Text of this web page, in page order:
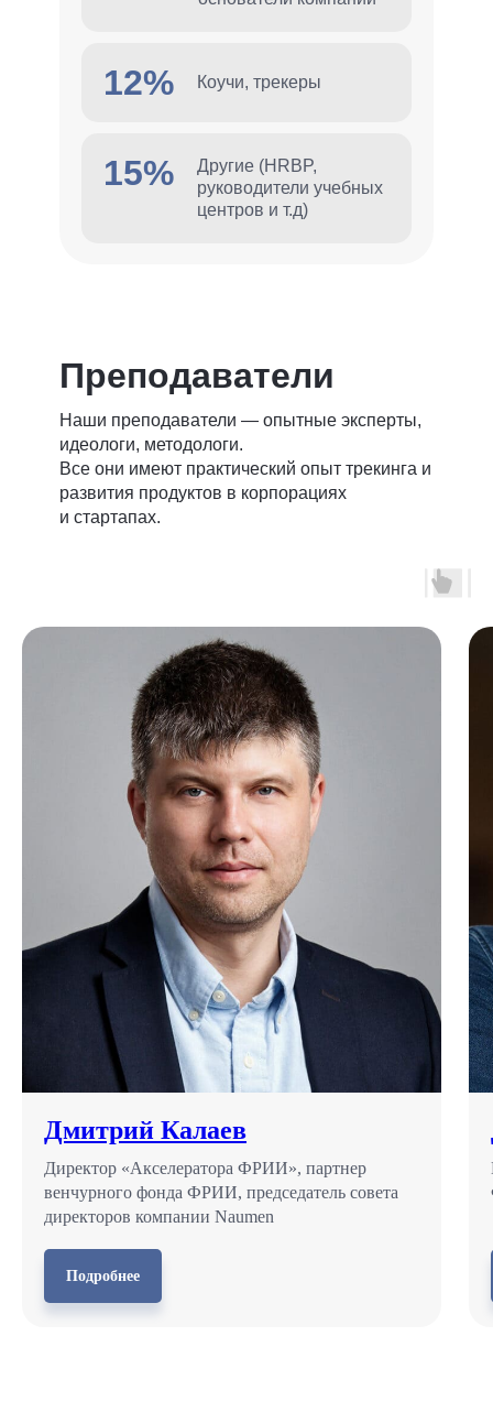
12%
15%
Коучи, трекеры
Другие (HRBP,
руководители учебных
центров и т.д)
Преподаватели
Наши преподаватели — опытные эксперты,
идеологи, методологи.
Все они имеют практический опыт трекинга и
развития продуктов в корпорациях
и стартапах.
Дмитрий Калаев
Директор «Акселератора ФРИИ», партнер
венчурного фонда ФРИИ, председатель совета
директоров компании Naumen
Подробнее